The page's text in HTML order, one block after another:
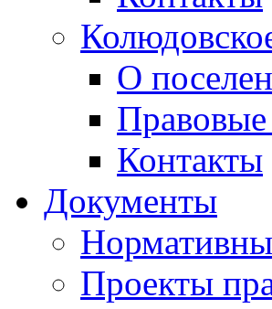
О
Контакты
Документы
Проекты